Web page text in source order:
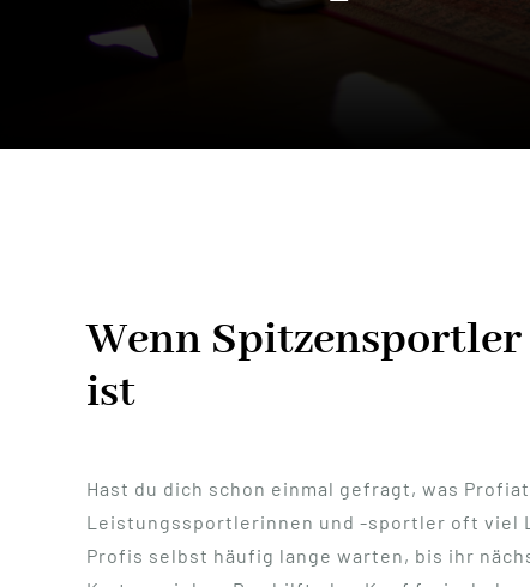
Wenn
ist
Hast du dich schon einmal gefragt, was
Leistungssportlerinnen und -sportler oft viel
Profis selbst häufig lange warten, bis ihr